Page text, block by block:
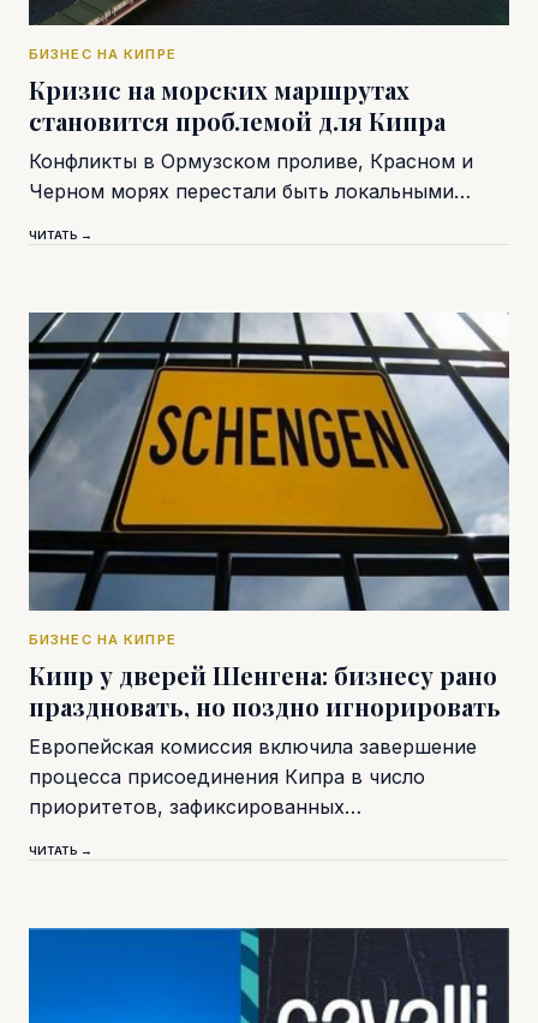
БИЗНЕС НА КИПРЕ
Кризис на морских маршрутах
становится проблемой для Кипра
Конфликты в Ормузском проливе, Красном и
Черном морях перестали быть локальными…
ЧИТАТЬ →
БИЗНЕС НА КИПРЕ
Кипр у дверей Шенгена: бизнесу рано
праздновать, но поздно игнорировать
Европейская комиссия включила завершение
процесса присоединения Кипра в число
приоритетов, зафиксированных…
ЧИТАТЬ →